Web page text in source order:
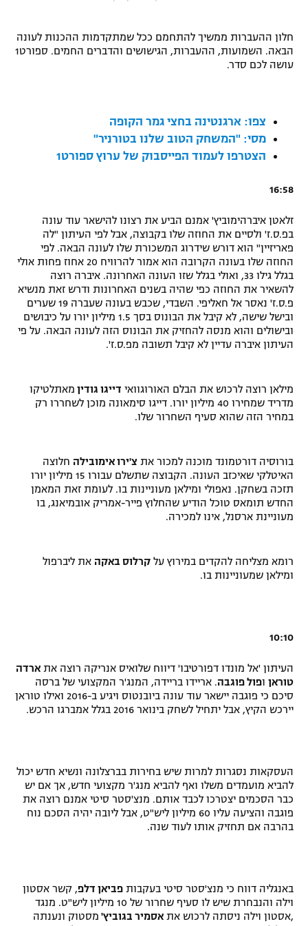
משתתפים וזוכים בפרסים
תקנון עבור פעילות אלקטרה
גיימינג E-Sports
מדיניות פרטיות
תקנון פעילות ספורט 1
רשיון להקרנה פומבית לבית עסק
לוח דרושים – ג'ובנט
המגזין
ספורט מוטורי
פוטבול אמריקאי NFL
בייסבול MLB
ספורט אתגרי ואקסטרים
אומנויות לחימה
גיימינג E-Sports
חלון ההעברות ממשיך להתחמם ככל שמתקדמות ההכנות לעונה
הבאה. השמועות, ההעברות, הגישושים והדברים החמים. ספורט1
עושה לכם סדר.
צפו: ארגנטינה בחצי גמר הקופה
מסי: "המשחק הטוב שלנו בטורניר"
הצטרפו לעמוד הפייסבוק של ערוץ ספורט1
16:58
זלאטן איברהימוביץ' אמנם הביע את רצונו להישאר עוד עונה
בפ.ס.ז' ולסיים את החוזה שלו בקבוצה, אבל לפי העיתון "לה
פאריזיין" הוא דורש שידרוג המשכורת שלו לעונה הבאה. לפי
החוזה שלו בעונה הקרובה הוא אמור להרוויח 20 אחוז פחות אולי
בגלל גילו 33, ואולי בגלל שזו העונה האחרונה. איברה רוצה
להשאיר את החוזה כפי שהיה בשנים האחרונות ודרש זאת מנשיא
פ.ס.ז' נאסר אל חאליפי. השבדי, שכבש בעונה שעברה 19 שערים
ובישל שישה, לא קיבל את הבונוס בסך 1.5 מיליון יורו על כיבושים
ובישולים והוא מנסה להחזיק את הבונוס הזה לעונה הבאה. על פי
העיתון איברה עדיין לא קיבל תשובה מפ.ס.ז'.
מילאן רוצה לרכוש את הבלם האורוגוואי דייגו גודין מאתלטיקו
מדריד שמחירו 40 מיליון יורו. דייגו סימאונה מוכן לשחררו רק
במחיר הזה שהוא סעיף השחרור שלו.
בורוסיה דורטמונד מוכנה למכור את צ'ירו אימובילה חלוצה
האיטלקי שאיכזב העונה. הקבוצה שתשלם עבורו 15 מיליון יורו
תזכה בשחקן. נאפולי ומילאן מעוניינות בו. לעומת זאת המאמן
החדש תומאס טוכל הודיע שהחלוץ פייר-אמריק אובמיאנג, בו
מעוניינת ארסנל, אינו למכירה.
רומא מצליחה להקדים במירוץ על קרלוס באקה את ליברפול
ומילאן שמעוניינות בו.
10:10
העיתון 'אל מונדו דפורטיבו' דיווח שלואיס אנריקה רוצה את ארדה
טוראן ופול פוגבה. אריידו בריידה, המנג'ר המקצועי של ברסה
סיכם כי פוגבה יישאר עוד עונה ביובנטוס ויגיע ב-2016 ואילו טוראן
יירכש הקיץ, אבל יתחיל לשחק בינואר 2016 בגלל אמברגו הרכש.
העסקאות נסגרות למרות שיש בחירות בברצלונה ונשיא חדש יכול
להביא מועמדים משלו ואף להביא מנג'ר מקצועי חדש, אך אם יש
כבר הסכמים יצטרכו לכבד אותם. מנצ'סטר סיטי אמנם רוצה את
פוגבה והציעה עליו 60 מיליון ליש"ט, אבל ליובה יהיה הסכם נוח
בהרבה אם תחזיק אותו לעוד שנה.
באנגליה דווח כי מנצ'סטר סיטי בעקבות פביאן דלפ, קשר אסטון
וילה והנבחרת שיש לו סעיף שחרור של 10 מיליון ליש"ט. מנגד
,אסטון וילה ניסתה לרכוש את אסמיר בגוביץ' מסטוק ונענתה